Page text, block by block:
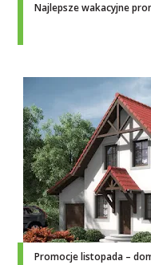
Najlepsze wakacyjne
Promocje listopada –